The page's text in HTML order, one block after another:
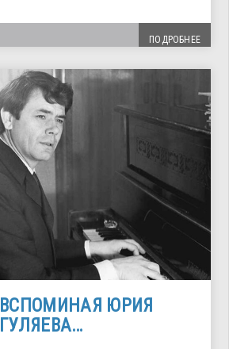
ПОДРОБНЕЕ
ВСПОМИНАЯ ЮРИЯ
ГУЛЯЕВА…